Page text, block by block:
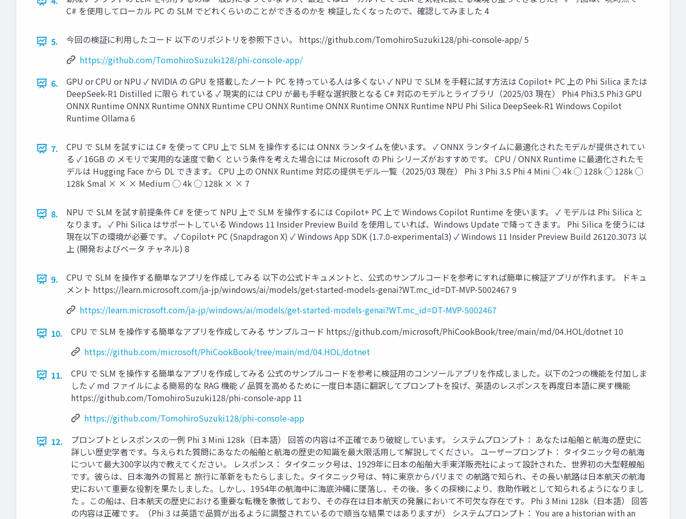
C# を使用してローカル PC の SLM でどれくらいのことができるのかを 検証したくなったので、確認してみました 4
5.
今回の検証に利用したコード 以下のリポジトリを参照下さい。 https://github.com/TomohiroSuzuki128/phi-console-app/ 5
https://github.com/TomohiroSuzuki128/phi-console-app/
6.
GPU or CPU or NPU ✓ NVIDIA の GPU を搭載したノート PC を持っている人は多くない ✓ NPU で SLM を手軽に試す方法は Copilot+ PC 上の Phi Silica または
DeepSeek-R1 Distilled に限ら れている ✓ 現実的には CPU が最も手軽な選択肢となる C# 対応のモデルとライブラリ（2025/03 現在） Phi4 Phi3.5 Phi3 GPU
ONNX Runtime ONNX Runtime ONNX Runtime CPU ONNX Runtime ONNX Runtime ONNX Runtime NPU Phi Silica DeepSeek-R1 Windows Copilot
Runtime Ollama 6
7.
CPU で SLM を試すには C# を使って CPU 上で SLM を操作するには ONNX ランタイムを使います。 ✓ ONNX ランタイムに最適化されたモデルが提供されてい
る ✓ 16GB の メモリで実用的な速度で動く という条件を考えた場合には Microsoft の Phi シリーズがおすすめです。 CPU / ONNX Runtime に最適化されたモ
デルは Hugging Face から DL できます。 CPU 上の ONNX Runtime 対応の提供モデル一覧（2025/03 現在） Phi 3 Phi 3.5 Phi 4 Mini ◯ 4k ◯ 128k ◯ 128k ◯
128k Smal × × × Medium ◯ 4k ◯ 128k × × 7
8.
NPU で SLM を試す前提条件 C# を使って NPU 上で SLM を操作するには Copilot+ PC 上で Windows Copilot Runtime を使います。 ✓ モデルは Phi Silica と
なります。 ✓ Phi Silica はサポートしている Windows 11 Insider Preview Build を使用していれば、Windows Update で降ってきます。 Phi Silica を使うには
現在以下の環境が必要です。 ✓ Copilot+ PC (Snapdragon X) ✓ Windows App SDK (1.7.0-experimental3) ✓ Windows 11 Insider Preview Build 26120.3073 以
上 (開発およびベータ チャネル) 8
9.
CPU で SLM を操作する簡単なアプリを作成してみる 以下の公式ドキュメントと、公式のサンプルコードを参考にすれば簡単に検証アプリが作れます。 ドキュ
メント https://learn.microsoft.com/ja-jp/windows/ai/models/get-started-models-genai?WT.mc_id=DT-MVP-5002467 9
https://learn.microsoft.com/ja-jp/windows/ai/models/get-started-models-genai?WT.mc_id=DT-MVP-5002467
10.
CPU で SLM を操作する簡単なアプリを作成してみる サンプルコード https://github.com/microsoft/PhiCookBook/tree/main/md/04.HOL/dotnet 10
https://github.com/microsoft/PhiCookBook/tree/main/md/04.HOL/dotnet
11.
CPU で SLM を操作する簡単なアプリを作成してみる 公式のサンプルコードを参考に検証用のコンソールアプリを作成しました。以下の2つの機能を付加しま
した ✓ md ファイルによる簡易的な RAG 機能 ✓ 品質を高めるために一度日本語に翻訳してプロンプトを投げ、英語のレスポンスを再度日本語に戻す機能
https://github.com/TomohiroSuzuki128/phi-console-app 11
https://github.com/TomohiroSuzuki128/phi-console-app
12.
プロンプトとレスポンスの一例 Phi 3 Mini 128k（日本語） 回答の内容は不正確であり破綻しています。 システムプロンプト： あなたは船舶と航海の歴史に
詳しい歴史学者です。与えられた質問にあなたの船舶と航海の歴史の知識を最大限活用して解説してください。 ユーザープロンプト： タイタニック号の航海
について最大300字以内で教えてください。 レスポンス： タイタニック号は、1929年に日本の船舶大手東洋販売社によって設計された、世界初の大型軽艘船
です。彼らは、日本海外の貿易と 旅行に革新をもたらしました。タイタニック号は、特に東京からパリまで の航路で知られ、その長い航路は日本航天の航海
史において重要な役割を果たしました。しかし、1954年の航海中に海底沖縄に墜落し、その後、多くの探検により、救助作戦として知られるようになりまし
た 。この船は、日本航天の歴史における重要な転機を象徴しており、その存在は日本航天の発展において不可欠な存在です。 Phi 3 Mini 128k（日本語） 回答
の内容は正確です。（Phi 3 は英語で品質が出るように調整されているので順当な結果ではありますが） システムプロンプト： You are a historian with an